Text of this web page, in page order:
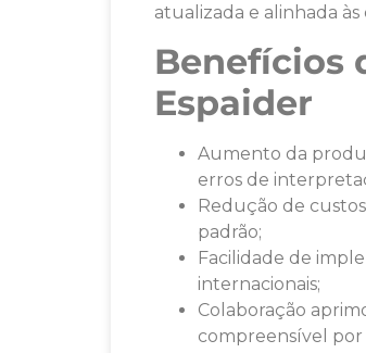
atualizada e alinhada às
Benefícios
Espaider
Aumento da
erros de
Redução de
padrão;
Facilidade de
internacionais;
Colaboração
compreensível por